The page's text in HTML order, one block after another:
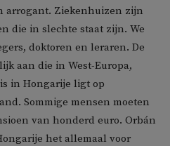
arrogant. Ziekenhuizen zijn
die in slechte staat zijn. We
doktoren en leraren. De
aan die in West-Europa,
in Hongarije ligt op
Sommige mensen moeten
van honderd euro. Orbán
het allemaal voor